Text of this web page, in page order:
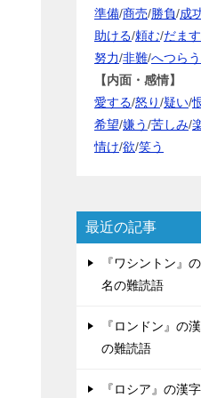
準備/商売/勝負/成
助ける/頼む/だます
努力/非難/へつらう
【内面・感情】
愛する/怒り/疑い/
希望/嫌う/苦しみ/
情け/欲/笑う
最近の記事
『ワシントン』
名の難読語
『ロンドン』の
の難読語
『ロシア』の漢